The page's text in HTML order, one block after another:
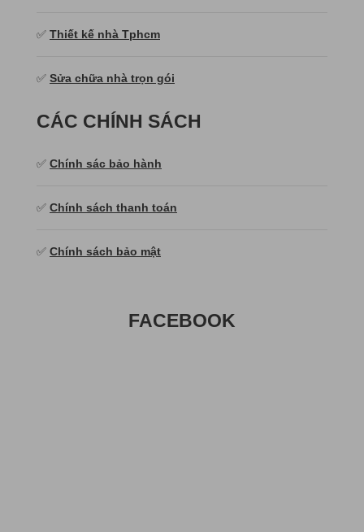
✅ Thiết kế nhà Tphcm
✅ Sửa chữa nhà trọn gói
CÁC CHÍNH SÁCH
✅ Chính sác bảo hành
✅ Chính sách thanh toán
✅ Chính sách bảo mật
FACEBOOK